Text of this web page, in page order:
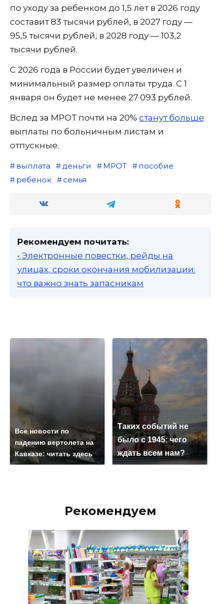
по уходу за ребенком до 1,5 лет в 2026 году
составит 83 тысячи рублей, в 2027 году —
95,5 тысячи рублей, в 2028 году — 103,2
тысячи рублей.
С 2026 года в России будет увеличен и
минимальный размер оплаты труда. С 1
января он будет не менее 27 093 рублей.
Вслед за МРОТ почти на 20% станут больше
выплаты по больничным листам и
отпускные.
выплата деньги МРОТ
пособие
ребенок
семья
Рекомендуем почитать:
• Электронные повестки, рейды на
улицах, сроки окончания мобилизации:
что важно знать запасникам
Все новости по
падению вертолета на
Кавказе: читать здесь
Таких событий не
было с 1945: чего
ждать всем нам?
Рекомендуем